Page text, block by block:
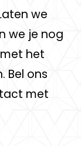
we
we je nog
het
Bel ons
met